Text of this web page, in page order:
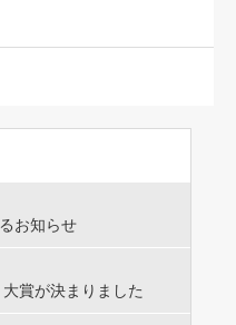
お知らせ
賞が決まりました